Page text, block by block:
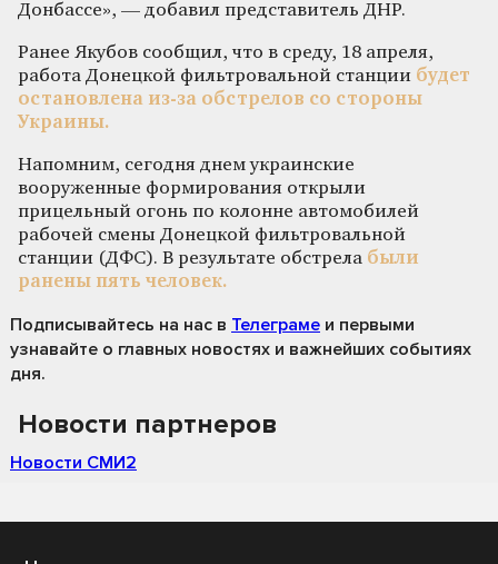
Донбассе», — добавил представитель ДНР.
Ранее Якубов сообщил, что в среду, 18 апреля,
работа Донецкой фильтровальной станции будет
остановлена из-за обстрелов со стороны
Украины.
Напомним, сегодня днем украинские
вооруженные формирования открыли
прицельный огонь по колонне автомобилей
рабочей смены Донецкой фильтровальной
станции (ДФС). В результате обстрела были
ранены пять человек.
Подписывайтесь на нас в Телеграме и первыми
узнавайте о главных новостях и важнейших событиях
дня.
Новости партнеров
Новости СМИ2